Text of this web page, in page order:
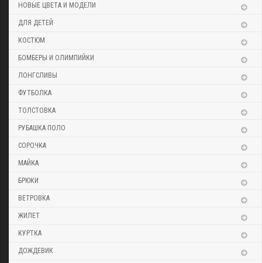
НОВЫЕ ЦВЕТА И МОДЕЛИ
ДЛЯ ДЕТЕЙ
КОСТЮМ
БОМБЕРЫ И ОЛИМПИЙКИ
ЛОНГСЛИВЫ
ФУТБОЛКА
ТОЛСТОВКА
РУБАШКА ПОЛО
СОРОЧКА
МАЙКА
БРЮКИ
ВЕТРОВКА
ЖИЛЕТ
КУРТКА
ДОЖДЕВИК